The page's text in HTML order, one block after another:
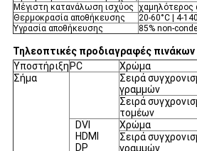
Μέγιστη κατανάλωση ισχύος χαμηλότερος
Θερμοκρασία αποθήκευσης
20-60°C | 4-
Υγρασία αποθήκευσης
85% non-
Τηλεοπτικές προδιαγραφές πινάκων
Υποστήριξη PC Χρώμα
Σήμα
Σειρά
γραμμών
Σειρά
τομέων
DVI
HDMI
DP
Χρώμα
Σειρά
γραμμών